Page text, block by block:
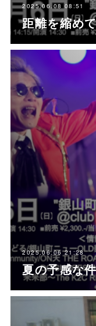
2025.06.08 08:51
距離を縮め
2025.06.06 21:28
夏の予感な